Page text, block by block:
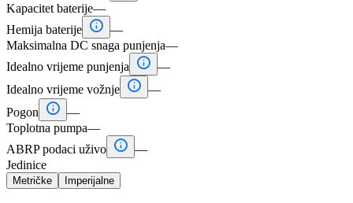
Kapacitet baterije—
Hemija baterije  —
Maksimalna DC snaga punjenja—
Idealno vrijeme punjenja
 —
Idealno vrijeme vožnje  —
Pogon
 —
Toplotna pumpa—
ABRP podaci uživo  —
Jedinice
Metričke Imperijalne